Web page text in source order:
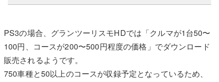
PS3の場合、グランツーリスモHDでは「クルマが1台50〜
100円、コースが200〜500円程度の価格」でダウンロード
販売されるようです。
750車種と50以上のコースが収録予定となっているため、